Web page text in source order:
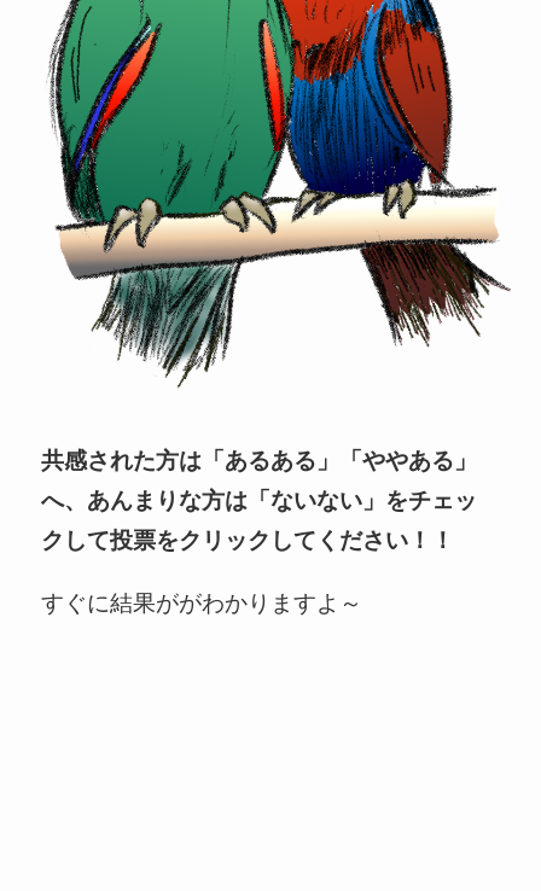
共感された方は 「あるある」「ややある」
へ、あんまりな方は「ないない」をチェッ
ク して投票をクリック してください！！
すぐに結果ががわかりますよ～